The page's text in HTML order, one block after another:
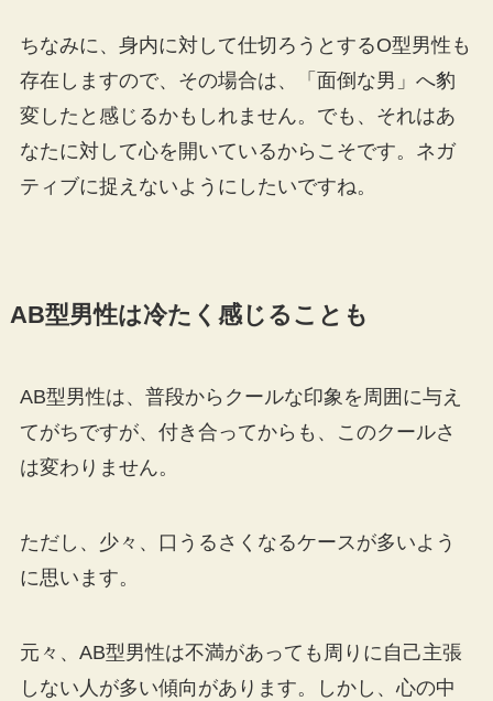
ちなみに、身内に対して仕切ろうとするO型男性も
存在しますので、その場合は、「面倒な男」へ豹
変したと感じるかもしれません。でも、それはあ
なたに対して心を開いているからこそです。ネガ
ティブに捉えないようにしたいですね。
AB型男性は冷たく感じることも
AB型男性は、普段からクールな印象を周囲に与え
てがちですが、付き合ってからも、このクールさ
は変わりません。
ただし、少々、口うるさくなるケースが多いよう
に思います。
元々、AB型男性は不満があっても周りに自己主張
しない人が多い傾向があります。しかし、心の中